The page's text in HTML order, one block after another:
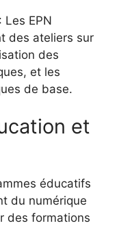
: Les EPN
des ateliers sur
des
et les
de base.
et
éducatifs
du numérique
des formations